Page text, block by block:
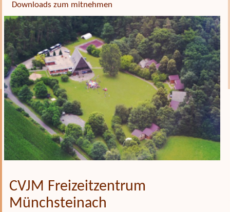
Downloads zum mitnehmen
CVJM Freizeitzentrum
Münchsteinach